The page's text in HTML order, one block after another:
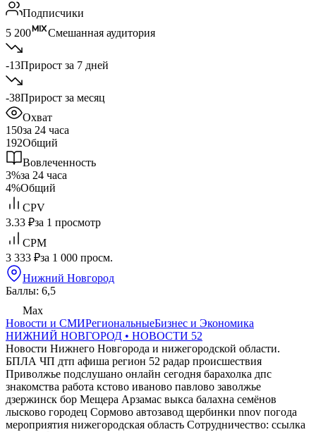
Подписчики
5 200
Смешанная аудитория
-13Прирост за 7 дней
-38Прирост за месяц
Охват
150за 24 часа
192Общий
Вовлеченность
3%за 24 часа
4%Общий
CPV
3.33 ₽за 1 просмотр
CPM
3 333 ₽за 1 000 просм.
Нижний Новгород
Баллы: 6,5
Max
Новости и СМИРегиональныеБизнес и Экономика
НИЖНИЙ НОВГОРОД • НОВОСТИ 52
Новости Нижнего Новгорода и нижегородской области.
БПЛА ЧП дтп афиша регион 52 радар происшествия
Приволжье подслушано онлайн сегодня барахолка дпс
знакомства работа кстово иваново павлово заволжье
дзержинск бор Мещера Арзамас выкса балахна семёнов
лысково городец Сормово автозавод щербинки nnov погода
мероприятия нижегородская область Сотрудничество: ссылка